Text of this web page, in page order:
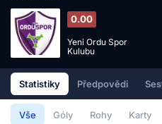
0.00
Yeni Ordu Spor
Kulubu
Statistiky Předpovědi
Vše Góly Rohy Karty